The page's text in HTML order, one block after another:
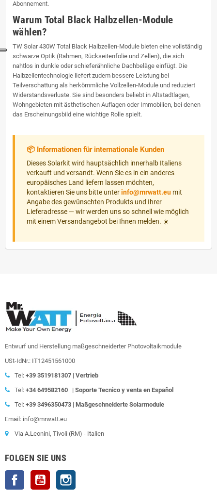
Abonnement.
Warum Total Black Halbzellen-Module
wählen?
TW Solar 430W Total Black Halbzellen-Module bieten eine vollständig
schwarze Optik (Rahmen, Rückseitenfolie und Zellen), die sich
nahtlos in dunkle oder schieferähnliche Dachbeläge einfügt. Die
Halbzellentechnologie liefert zudem bessere Leistung bei
Teilverschattung als herkömmliche Vollzellen-Module und reduziert
Widerstandsverluste. Sie sind besonders beliebt in Altstadtlagen,
Wohngebieten mit ästhetischen Auflagen oder Immobilien, bei denen
das Erscheinungsbild eine wichtige Rolle spielt.
📦 Informationen für internationale Kunden
Dieses Solarkit wird hauptsächlich innerhalb Italiens
verkauft und versandt. Wenn Sie es in ein anderes
europäisches Land liefern lassen möchten,
kontaktieren Sie uns bitte unterinfo@mrwatt.eu mit
Angabe des gewünschten Produkts und Ihrer
Lieferadresse — wir werden uns so schnell wie möglich
mit einem Versandangebot bei Ihnen melden. ☀️
Entwurf und Herstellung maßgeschneiderter Photovoltaikmodule
USt-IdNr.: IT12451561000
Tel: +39 3519181307 | Vertrieb
Tel: +34 649582160 | Soporte Tecnico y venta en Español
Tel: +39 3496350473 | Maßgeschneiderte Solarmodule
Email: info@mrwatt.eu
Via A.Leonini, Tivoli (RM) - Italien
FOLGEN SIE UNS
Facebook YouTube